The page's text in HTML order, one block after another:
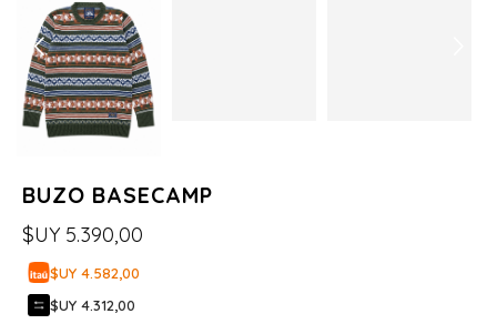
BUZO BASECAMP
$UY 5.390,00
$UY 4.582,00
$UY 4.312,00